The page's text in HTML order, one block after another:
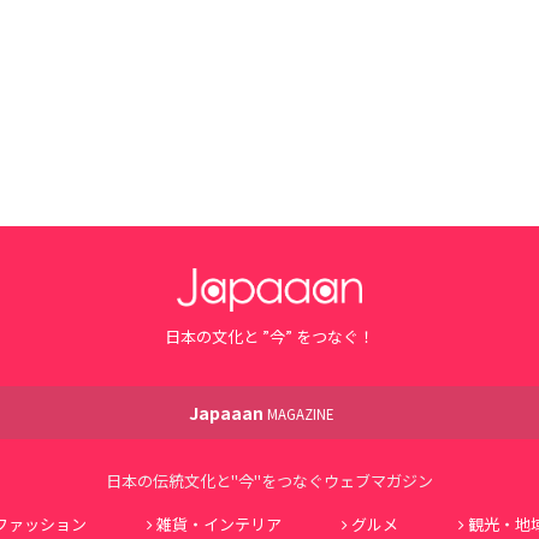
日本の文化と ”今” をつなぐ！
Japaaan MAGAZINE
日本の伝統文化と"今"をつなぐウェブマガジン
ァッション 雑貨・インテリア グルメ 観光・地